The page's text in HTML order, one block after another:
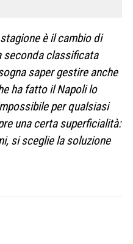
è il cambio di
seconda classificata
saper gestire anche
ha fatto il Napoli lo
per qualsiasi
una certa superficialità:
si sceglie la soluzione